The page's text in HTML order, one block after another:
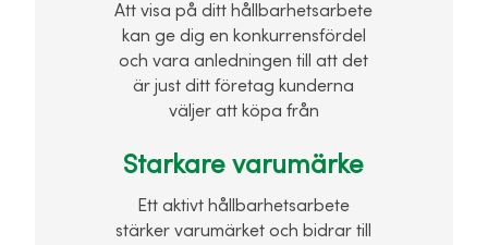
Att visa på ditt hållbarhetsarbete
kan ge dig en konkurrensfördel
och vara anledningen till att det
är just ditt företag kunderna
väljer att köpa från
Starkare varumärke
Ett aktivt hållbarhetsarbete
stärker varumärket och bidrar till